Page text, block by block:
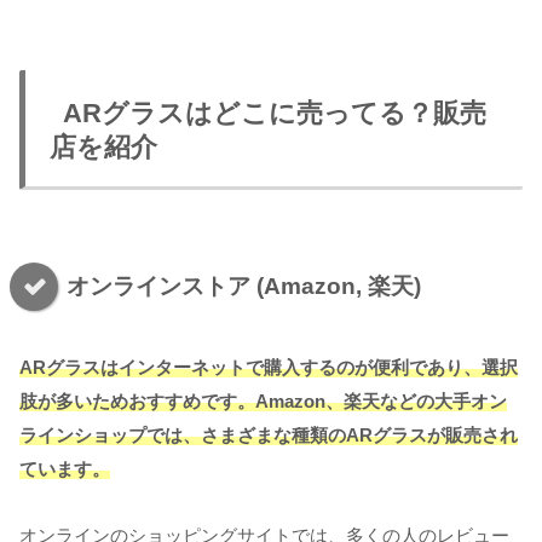
ARグラスはどこに売ってる？販売
店を紹介
オンラインストア (Amazon, 楽天)
ARグラスはインターネットで購入するのが便利であり、選択
肢が多いためおすすめです。Amazon、楽天などの大手オン
ラインショップでは、さまざまな種類のARグラスが販売され
ています。
オンラインのショッピングサイトでは、多くの人のレビュー